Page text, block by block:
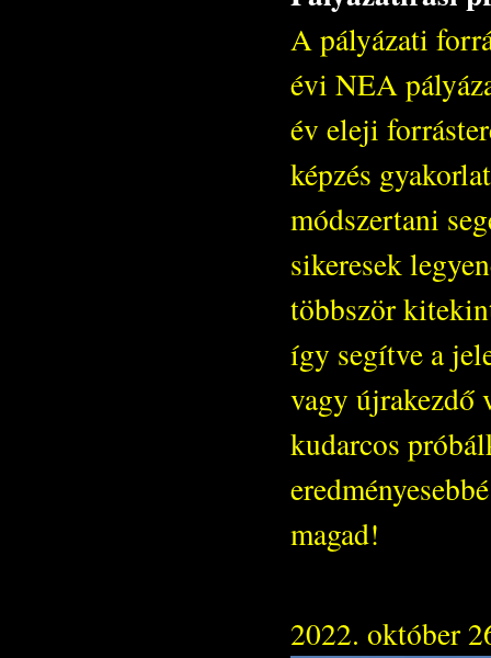
A pályázati
évi NEA
év eleji
képzés
módszertani
sikeresek
többször
így segítve a
vagy újrakezdő
kudarcos
magad!
2022. október